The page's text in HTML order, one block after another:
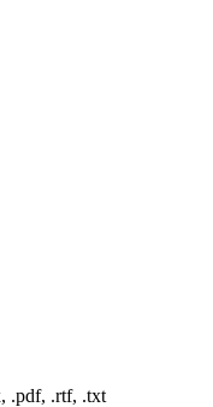
.pdf, .rtf, .txt